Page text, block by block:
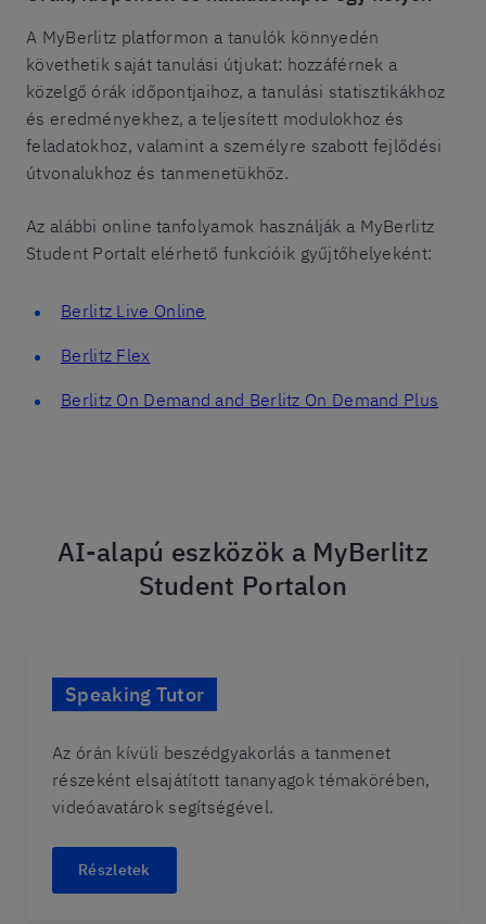
A MyBerlitz platformon a tanulók könnyedén
követhetik saját tanulási útjukat: hozzáférnek a
közelgő órák időpontjaihoz, a tanulási statisztikákhoz
és eredményekhez, a teljesített modulokhoz és
feladatokhoz, valamint a személyre szabott fejlődési
útvonalukhoz és tanmenetükhöz.
Az alábbi online tanfolyamok használják a MyBerlitz
Student Portalt elérhető funkcióik gyűjtőhelyeként:
Berlitz Live Online
Berlitz Flex
Berlitz On Demand and Berlitz On Demand Plus
AI-alapú eszközök a MyBerlitz
Student Portalon
Speaking Tutor
Az órán kívüli beszédgyakorlás a tanmenet
részeként elsajátított tananyagok témakörében,
videóavatárok segítségével.
Részletek